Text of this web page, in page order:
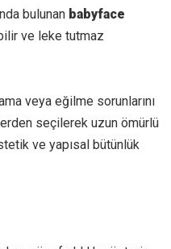
bulunan babyface
ve leke tutmaz
veya eğilme sorunlarını
seçilerek uzun ömürlü
ve yapısal bütünlük